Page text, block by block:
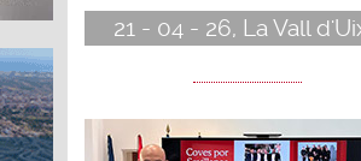
21 - 04 - 26, La Vall